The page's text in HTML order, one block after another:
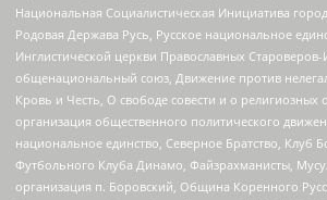
Национальная Социалистическая Инициатива
Родовая Держава Русь, Русское национальное
Инглистической церкви Православных Староверов-
общенациональный союз, Движение против
Кровь и Честь, О свободе совести и о религиозных
организация общественного политического
национальное единство, Северное Братство, Клуб
Футбольного Клуба Динамо, Файзрахманисты,
организация п. Боровский, Община Коренного